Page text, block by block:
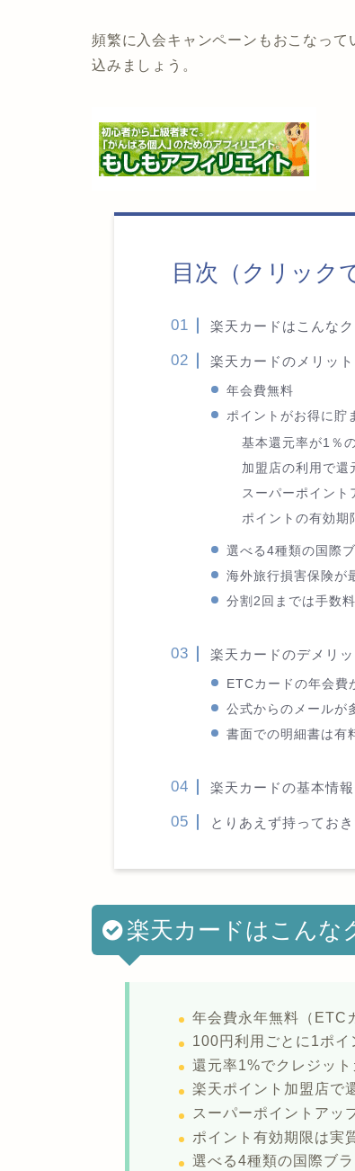
頻繁に入会キャンペーンもおこなっ
込みましょう。
目次（クリック
楽天カードはこんな
楽天カードのメリット
年会費無料
ポイントがお得に貯
基本還元率が1％
加盟店の利用で還
スーパーポイン
ポイントの有効期
選べる4種類の国際
海外旅行損害保険が
分割2回までは手数
楽天カードのデメリッ
ETCカードの年会費
公式からのメールが
書面での明細書は有
楽天カードの基本情
とりあえず持ってお
楽天カードはこんな
年会費永年無料（ETC
100円利用ごとに1ポイ
還元率1%でクレジッ
楽天ポイント加盟店で
スーパーポイントアッ
ポイント有効期限は実
選べる4種類の国際ブラ